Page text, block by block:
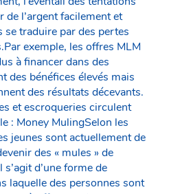
de l’argent facilement et
traduire par des pertes
exemple, les offres MLM
à financer dans des
des bénéfices élevés mais
des résultats décevants.
et escroqueries circulent
: Money MulingSelon les
jeunes sont actuellement de
des « mules » de
d’une forme de
laquelle des personnes sont